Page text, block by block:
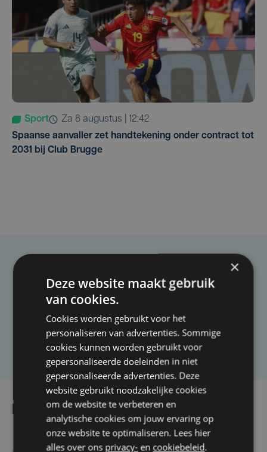
Sport
za 8 augustus | 12:42
Spaanse aanvaller zet handtekening onder contract tot
2031 bij Club Brugge
Heb je een taal- of schrijffout opgemerkt in dit
artikel?
Laat het ons weten
Lees ook
×
Deze website maakt gebruik
van cookies.
Cookies worden gebruikt voor het
personaliseren van advertenties. Sommige
cookies kunnen worden gebruikt voor
gepersonaliseerde doeleinden in niet
gepersonaliseerde advertenties. Deze
website gebruikt noodzakelijke cookies
om de website te verbeteren en
analytische cookies om jouw ervaring op
onze website te optimaliseren. Lees hier
alles over ons privacy- en cookiebeleid.